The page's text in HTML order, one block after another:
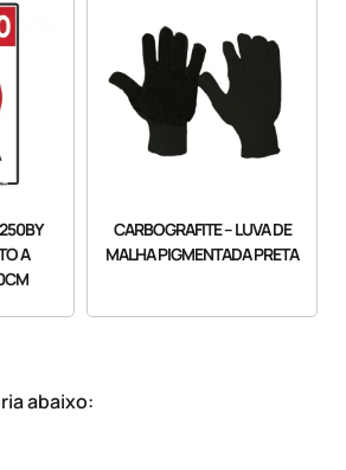
A
CARBOGRAFITE – LUVA DE
MALHA PIGMENTADA PRETA
abaixo: